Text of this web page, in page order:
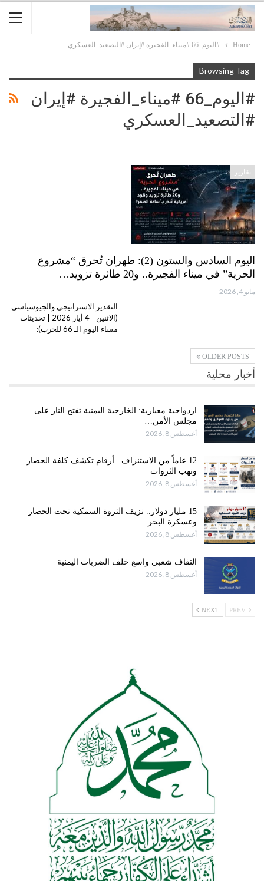
Home #اليوم_66 #ميناء_الفجيرة #إيران #التصعيد_العسكري
Browsing Tag
#اليوم_66 #ميناء_الفجيرة #إيران
#التصعيد_العسكري
تقارير
اليوم السادس والستون (2): طهران تُحرق “مشروع
الحرية” في ميناء الفجيرة.. و20 طائرة تزويد…
مايو 4, 2026
التقدير الاستراتيجي والجيوسياسي
(الاثنين - 4 أيار 2026 | تحديثات
مساء اليوم الـ 66 للحرب):
OLDER POSTS
أخبار محلية
ازدواجية معيارية: الخارجية اليمنية تفتح النار على
مجلس الأمن…
أغسطس 8, 2026
12 عاماً من الاستنزاف.. أرقام تكشف كلفة الحصار
ونهب الثروات
أغسطس 8, 2026
15 مليار دولار.. نزيف الثروة السمكية تحت الحصار
وعسكرة البحر
أغسطس 8, 2026
التفاف شعبي واسع خلف الضربات اليمنية
أغسطس 8, 2026
NEXT